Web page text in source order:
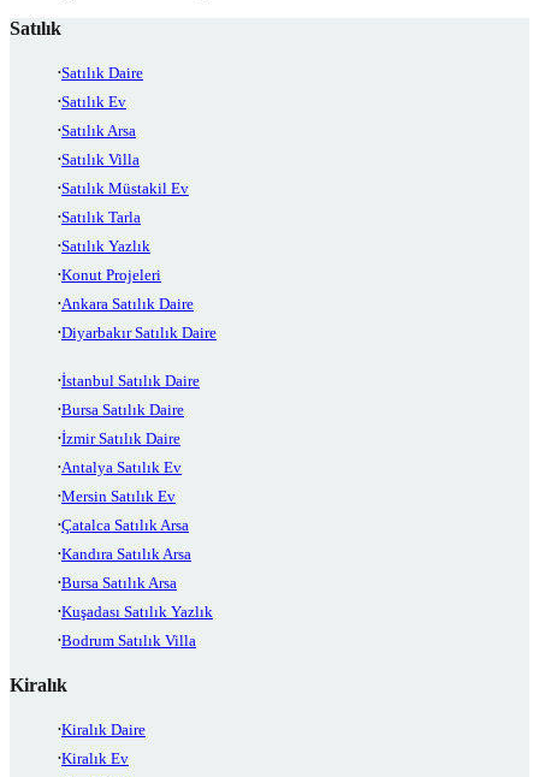
Satılık
Satılık Daire
Satılık Ev
Satılık Arsa
Satılık Villa
Satılık Müstakil Ev
Satılık Tarla
Satılık Yazlık
Konut Projeleri
Ankara Satılık Daire
Diyarbakır Satılık Daire
İstanbul Satılık Daire
Bursa Satılık Daire
İzmir Satılık Daire
Antalya Satılık Ev
Mersin Satılık Ev
Çatalca Satılık Arsa
Kandıra Satılık Arsa
Bursa Satılık Arsa
Kuşadası Satılık Yazlık
Bodrum Satılık Villa
Kiralık
Kiralık Daire
Kiralık Ev